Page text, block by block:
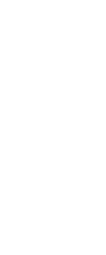
style="vertical-
title="Toggle